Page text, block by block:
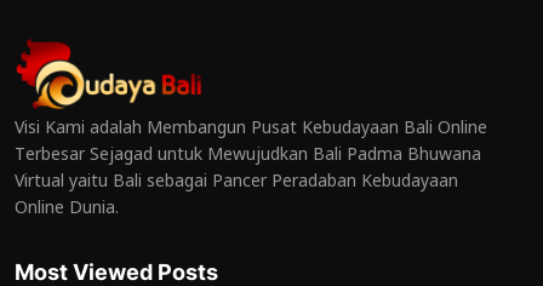
Visi Kami adalah Membangun Pusat Kebudayaan Bali Online
Terbesar Sejagad untuk Mewujudkan Bali Padma Bhuwana
Virtual yaitu Bali sebagai Pancer Peradaban Kebudayaan
Online Dunia.
Most Viewed Posts